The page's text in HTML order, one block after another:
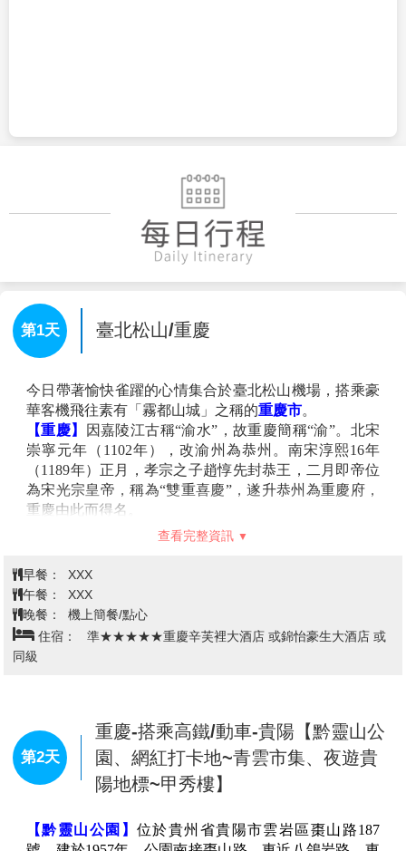
第1天 臺北松山/重慶